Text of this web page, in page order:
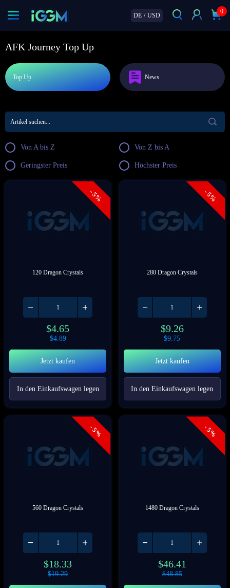
DE / USD
0
AFK Journey Top Up
Top Up News
Von A bis Z Von Z bis A
Geringster Preis Höchster Preis
- 5%
120 Dragon Crystals
$4.65
$4.89
Jetzt kaufen
In den Einkaufswagen legen
- 5%
280 Dragon Crystals
$9.26
$9.75
Jetzt kaufen
In den Einkaufswagen legen
- 5%
560 Dragon Crystals
$18.33
$19.29
- 5%
1480 Dragon Crystals
$46.41
$48.85